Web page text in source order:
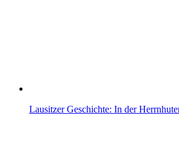
Lausitzer Geschichte: In der